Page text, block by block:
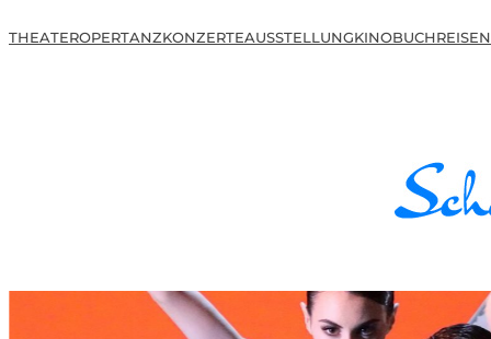
THEATEROPERTANZKONZERTEAUSSTELLUNGKINOBUCHREISEN